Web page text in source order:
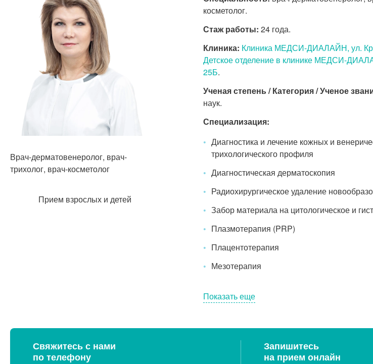
Врач-дерматовенеролог, врач-
трихолог, врач-косметолог
Прием взрослых и детей
косметолог.
Стаж работы: 24 года.
Клиника: Клиника МЕДСИ-ДИАЛАЙН, ул.
Детское отделение в клинике МЕДСИ-
25Б.
Ученая степень / Категория / Ученое
наук.
Специализация:
Диагностика и лечение кожных и
трихологического профиля
Диагностическая дерматоскопия
Радиохирургическое удаление
Забор материала на цитологическое и
Плазмотерапия (PRP)
Плацентотерапия
Мезотерапия
Показать еще
Свяжитесь с нами
по телефону
Запишитесь
на прием онлайн